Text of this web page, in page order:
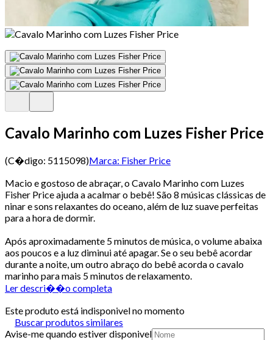
Cavalo Marinho com Luzes Fisher Price
(C�digo: 5115098)Marca: Fisher Price
Macio e gostoso de abraçar, o Cavalo Marinho com Luzes
Fisher Price ajuda a acalmar o bebê! São 8 músicas clássicas de
ninar e sons relaxantes do oceano, além de luz suave perfeitas
para a hora de dormir.
Após aproximadamente 5 minutos de música, o volume abaixa
aos poucos e a luz diminui até apagar. Se o seu bebê acordar
durante a noite, um outro abraço do bebê acorda o cavalo
marinho para mais 5 minutos de relaxamento.
Ler descri��o completa
Este produto está indisponivel no momento
Buscar produtos similares
Avise-me quando estiver disponivel